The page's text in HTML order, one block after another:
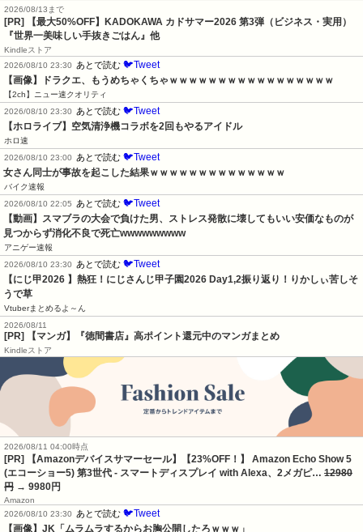
2026/08/13まで
[PR]
【最大50%OFF】KADOKAWA カドサマー2026 第3弾（ビジネス・実用）
『世界一美味しい手抜きごはん』他
Kindleストア
2026/08/10 23:30
あとで読む 🐦Tweet
【画像】ドラクエ、もうめちゃくちゃｗｗｗｗｗｗｗｗｗｗｗｗｗｗｗｗｗ
【2ch】ニュー速クオリティ
2026/08/10 23:30
あとで読む 🐦Tweet
【ホロライブ】空気清浄機コラボを2回もやるアイドル
ホロ速
2026/08/10 23:00
あとで読む 🐦Tweet
女さん同士が事故を起こした結果ｗｗｗｗｗｗｗｗｗｗｗｗｗｗ
バイク速報
2026/08/10 22:05
あとで読む 🐦Tweet
【動画】スマブラの大会で負けた男、ストレス発散に壊してもいい安価なものが
見つからず消化不良で死亡wwwwwwwww
アニゲー速報
2026/08/10 23:30
あとで読む 🐦Tweet
【にじ甲2026 】熱狂！にじさんじ甲子園2026 Day1,2振り返り！りかしぃ苦しそ
うで草
Vtuberまとめるよ～ん
2026/08/11
[PR] 【マンガ】『徳間書店』高ポイント還元中のマンガまとめ
Kindleストア
2026/08/11 04:00時点
[PR] 【Amazonデバイスサマーセール】【23%OFF！】 Amazon Echo Show 5
(エコーショー5) 第3世代 - スマートディスプレイ with Alexa、2メガピ… 12980
円 → 9980円
Amazon
2026/08/10 23:30
あとで読む 🐦Tweet
【画像】JK「ムラムラするからお胸公開したろｗｗｗ」